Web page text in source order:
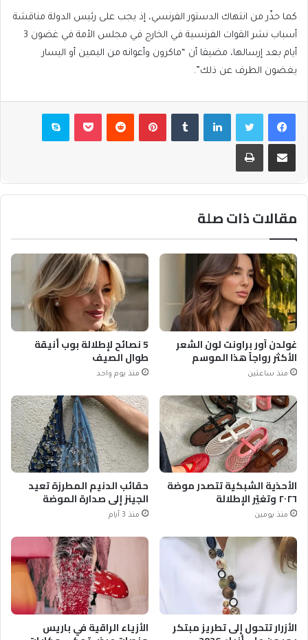
كما حذّر من انتهاك الدستور الفرنسي، إذ يجب على رئيس الدولة مناقشة
أسباب نشر القوات الفرنسية في الخارج في مجلس الأمة في غضون 3
أيام بعد إرسالها، مضيفا أن “ماكرون وأعوانه من اليمين أو اليسار
يغضون الطرف عن ذلك”.
فيسبوكتويتر لينكدإن بينتيريست بوكيت سكايب
مشاركة عبر البريد طباعة
مقالات ذات صلة
غولدن آور براونت لون الشعر
الأكثر رواجاً هذا الموسم
منذ ساعتين
5 نصائح لإطلالة بوب أنيقة
طوال الصيف
منذ يوم واحد
الأحذية الشبكية تتصدر موضة
٢٠٢٦ وتغيّر الإطلالة
منذ يومين
حقائب الدنيم المطرزة تعيد
الجينز إلى صدارة الموضة
منذ 3 أيام
الأزرار تتحول إلى تطريز مبتكر الأزياء الراقية في باريس